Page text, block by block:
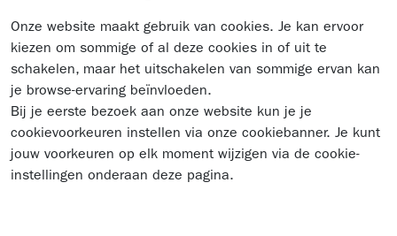
Onze website maakt gebruik van cookies. Je kan ervoor
kiezen om sommige of al deze cookies in of uit te
schakelen, maar het uitschakelen van sommige ervan kan
je browse-ervaring beïnvloeden.
Bij je eerste bezoek aan onze website kun je je
cookievoorkeuren instellen via onze cookiebanner. Je kunt
jouw voorkeuren op elk moment wijzigen via de cookie-
instellingen onderaan deze pagina.